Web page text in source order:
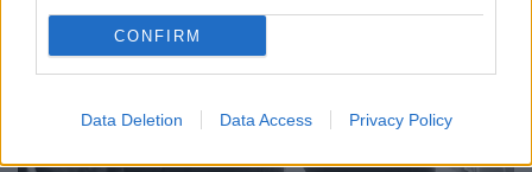
CONFIRM
Data Deletion Data Access Privacy Policy